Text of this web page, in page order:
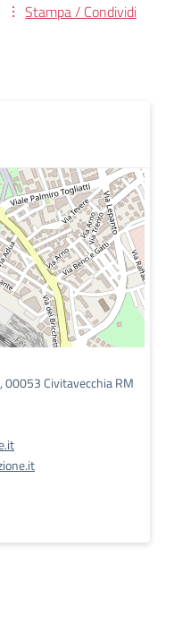
Stampa / Condividi
00053 Civitavecchia RM